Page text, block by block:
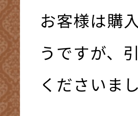
お客様は購
うですが、
くださいまし